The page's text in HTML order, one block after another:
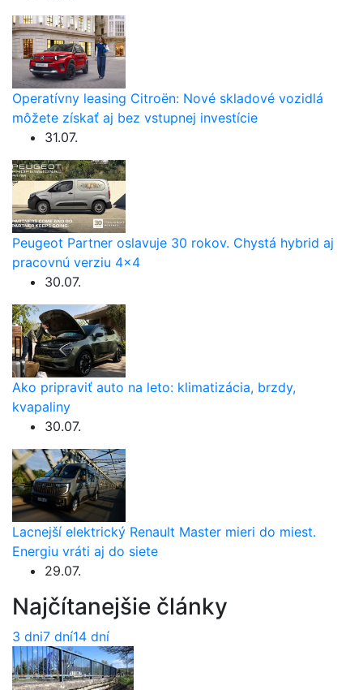
Operatívny leasing Citroën: Nové skladové vozidlá
môžete získať aj bez vstupnej investície
31.07.
Peugeot Partner oslavuje 30 rokov. Chystá hybrid aj
pracovnú verziu 4×4
30.07.
Ako pripraviť auto na leto: klimatizácia, brzdy,
kvapaliny
30.07.
Lacnejší elektrický Renault Master mieri do miest.
Energiu vráti aj do siete
29.07.
Najčítanejšie články
3 dni7 dní14 dní